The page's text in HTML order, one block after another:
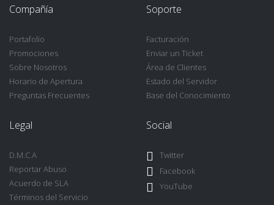
Compañía
Portafolio
Promociones
Sobre Nosotros
Horario de Apertura
Preguntas Frecuentes
Soporte
Facturación
Enviar un Ticket
Área de Clientes
Estado del Servidor
Base del Conocimiento
Legal
D.M.C.A
Reportar Abuso
Acuerdo de SLA
Términos del Servicio
Social
Twitter
Facebook
YouTube